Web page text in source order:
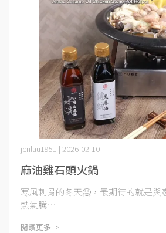
麻油雞石頭火鍋
jenlau1951 | 2026-02-10
寒風刺骨的冬天🥶，最期待的就是與
熱氣騰⋯
閱讀更多 ->